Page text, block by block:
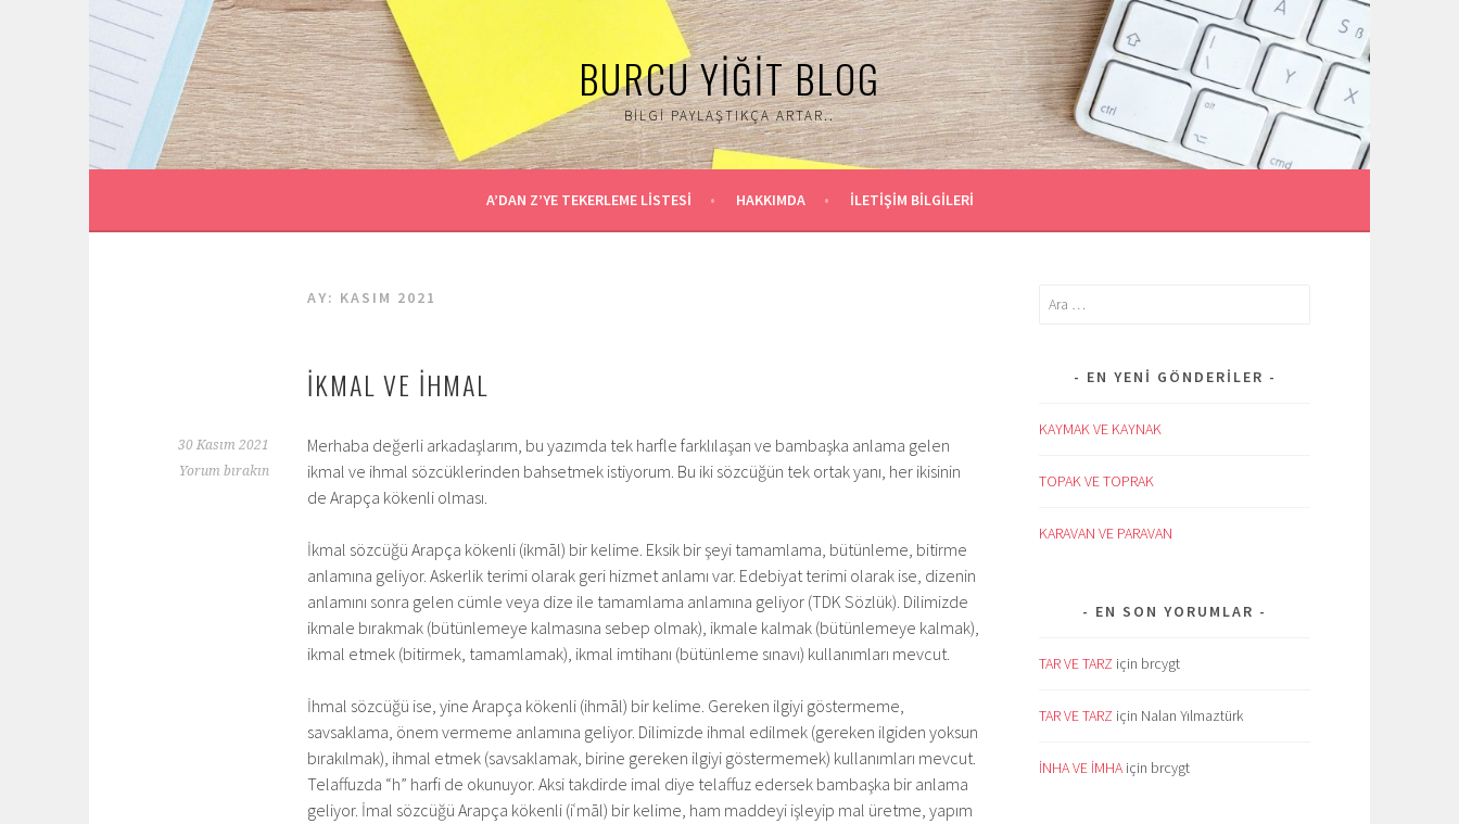
İçeriğe
geç
BURCU YIĞIT BLOG
BILGI PAYLAŞTIKÇA ARTAR..
A’DAN Z’YE TEKERLEME LİSTESİ HAKKIMDA İLETİŞİM BİLGİLERİ
AY: KASIM 2021
İKMAL VE İHMAL
30 Kasım 2021
Yorum bırakın
Merhaba değerli arkadaşlarım, bu yazımda tek harfle farklılaşan ve bambaşka anlama gelen
ikmal ve ihmal sözcüklerinden bahsetmek istiyorum. Bu iki sözcüğün tek ortak yanı, her ikisinin
de Arapça kökenli olması.
İkmal sözcüğü Arapça kökenli (ikmāl) bir kelime. Eksik bir şeyi tamamlama, bütünleme, bitirme
anlamına geliyor. Askerlik terimi olarak geri hizmet anlamı var. Edebiyat terimi olarak ise, dizenin
anlamını sonra gelen cümle veya dize ile tamamlama anlamına geliyor (TDK Sözlük). Dilimizde
ikmale bırakmak (bütünlemeye kalmasına sebep olmak), ikmale kalmak (bütünlemeye kalmak),
ikmal etmek (bitirmek, tamamlamak), ikmal imtihanı (bütünleme sınavı) kullanımları mevcut.
İhmal sözcüğü ise, yine Arapça kökenli (ihmāl) bir kelime. Gereken ilgiyi göstermeme,
savsaklama, önem vermeme anlamına geliyor. Dilimizde ihmal edilmek (gereken ilgiden yoksun
bırakılmak), ihmal etmek (savsaklamak, birine gereken ilgiyi göstermemek) kullanımları mevcut.
Telaffuzda “h” harfi de okunuyor. Aksi takdirde imal diye telaffuz edersek bambaşka bir anlama
geliyor. İmal sözcüğü Arapça kökenli (iʿmāl) bir kelime, ham maddeyi işleyip mal üretme, yapım
Arama:
EN YENI GÖNDERILER
KAYMAK VE KAYNAK
TOPAK VE TOPRAK
KARAVAN VE PARAVAN
EN SON YORUMLAR
TAR VE TARZ için brcygt
TAR VE TARZ için Nalan Yılmaztürk
İNHA VE İMHA için brcygt